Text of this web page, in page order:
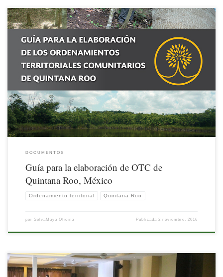
DOCUMENTOS
Guía para la elaboración de OTC de
Quintana Roo, México
Ordenamiento territorial Quintana Roo
por SelvaMaya Oficina Publicada2 noviembre, 2016